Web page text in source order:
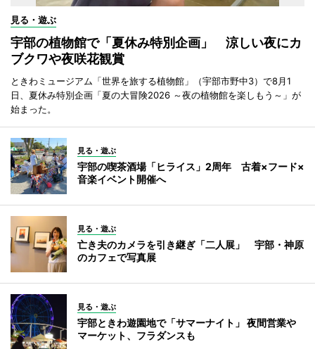
見る・遊ぶ
宇部の植物館で「夏休み特別企画」 涼しい夜にカ
ブクワや夜咲花観賞
ときわミュージアム「世界を旅する植物館」（宇部市野中3）で8月1
日、夏休み特別企画「夏の大冒険2026 ～夜の植物館を楽しもう～」が
始まった。
見る・遊ぶ
宇部の喫茶酒場「ヒライス」2周年 古着×フード×
音楽イベント開催へ
見る・遊ぶ
亡き夫のカメラを引き継ぎ「二人展」 宇部・神原
のカフェで写真展
見る・遊ぶ
宇部ときわ遊園地で「サマーナイト」 夜間営業や
マーケット、フラダンスも